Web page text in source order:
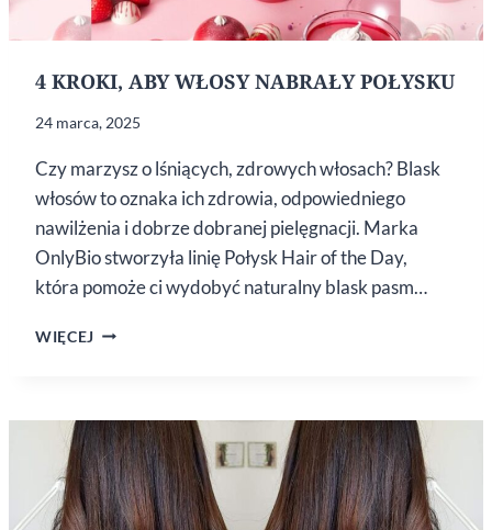
4 KROKI, ABY WŁOSY NABRAŁY POŁYSKU
24 marca, 2025
Czy marzysz o lśniących, zdrowych włosach? Blask
włosów to oznaka ich zdrowia, odpowiedniego
nawilżenia i dobrze dobranej pielęgnacji. Marka
OnlyBio stworzyła linię Połysk Hair of the Day,
która pomoże ci wydobyć naturalny blask pasm…
WIĘCEJ
NABRAŁY
POŁYSKU